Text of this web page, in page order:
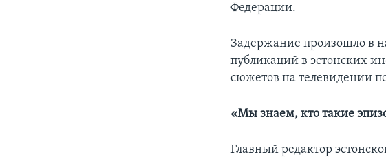
Федерации.
Задержание произошло в
публикаций в эстонских
сюжетов на телевидении
«Мы знаем, кто такие
Главный редактор